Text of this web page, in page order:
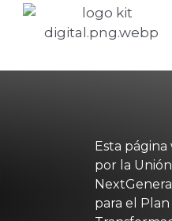
Esta
por la
para el